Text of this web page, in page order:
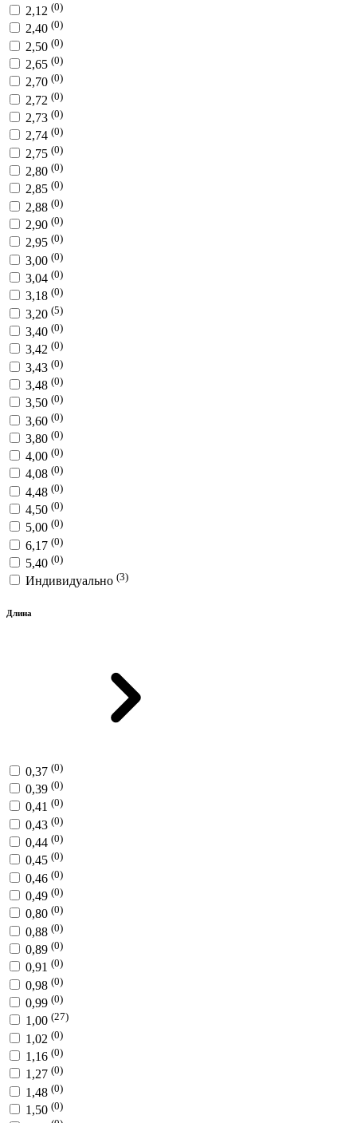
2,12 (0)
2,40 (0)
2,50 (0)
2,65 (0)
2,70 (0)
2,72 (0)
2,73 (0)
2,74 (0)
2,75 (0)
2,80 (0)
2,85 (0)
2,88 (0)
2,90 (0)
2,95 (0)
3,00 (0)
3,04 (0)
3,18 (0)
3,20 (5)
3,40 (0)
3,42 (0)
3,43 (0)
3,48 (0)
3,50 (0)
3,60 (0)
3,80 (0)
4,00 (0)
4,08 (0)
4,48 (0)
4,50 (0)
5,00 (0)
6,17 (0)
5,40 (0)
Индивидуально (3)
Длина
0,37 (0)
0,39 (0)
0,41 (0)
0,43 (0)
0,44 (0)
0,45 (0)
0,46 (0)
0,49 (0)
0,80 (0)
0,88 (0)
0,89 (0)
0,91 (0)
0,98 (0)
0,99 (0)
1,00 (27)
1,02 (0)
1,16 (0)
1,27 (0)
1,48 (0)
1,50 (0)